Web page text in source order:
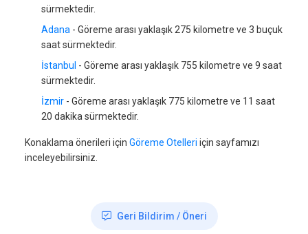
sürmektedir.
Adana - Göreme arası yaklaşık 275 kilometre ve 3 buçuk
saat sürmektedir.
İstanbul - Göreme arası yaklaşık 755 kilometre ve 9 saat
sürmektedir.
İzmir - Göreme arası yaklaşık 775 kilometre ve 11 saat
20 dakika sürmektedir.
Konaklama önerileri için Göreme Otelleri için sayfamızı
inceleyebilirsiniz.
Geri Bildirim / Öneri